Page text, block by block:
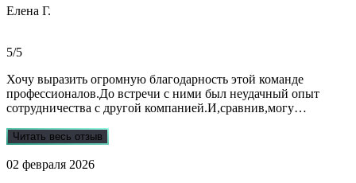
реагируют и отвечают на все вопросы. Теперь буду
Елена Г.
5/5
Хочу выразить огромную благодарность этой команде
профессионалов.До встречи с ними был неудачный опыт
сотрудничества с другой компанией.И,сравнив,могу
профессионалов.Условия,сроки были сразу оговорены и четко
уровне.А если возникали вопросы или проблемы,то помощь
Читать весь отзыв
02 февраля 2026